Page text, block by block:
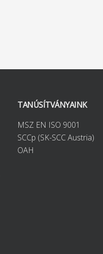
TANÚSÍTVÁNYAINK
MSZ EN ISO 9001
SCCp (SK-SCC Austria)
OAH